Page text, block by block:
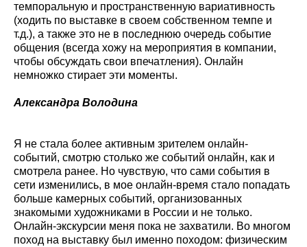
темпоральную и пространственную вариативность
(ходить по выставке в своем собственном темпе и
т.д.), а также это не в последнюю очередь событие
общения (всегда хожу на мероприятия в компании,
чтобы обсуждать свои впечатления). Онлайн
немножко стирает эти моменты.
Александра Володина
Я не стала более активным зрителем онлайн-
событий, смотрю столько же событий онлайн, как и
смотрела ранее. Но чувствую, что сами события в
сети изменились, в мое онлайн-время стало попадать
больше камерных событий, организованных
знакомыми художниками в России и не только.
Онлайн-экскурсии меня пока не захватили. Во многом
поход на выставку был именно походом: физическим